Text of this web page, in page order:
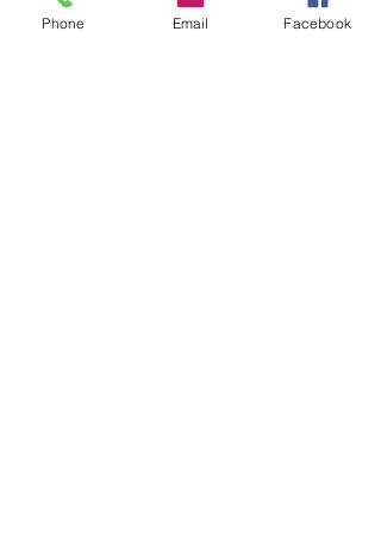
Phone Email Facebook